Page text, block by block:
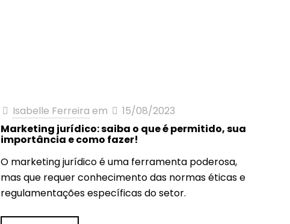
Isabelle Ferreira em
15/08/2023
Marketing jurídico: saiba o que é permitido, sua
importância e como fazer!
O marketing jurídico é uma ferramenta poderosa,
mas que requer conhecimento das normas éticas e
regulamentações específicas do setor.